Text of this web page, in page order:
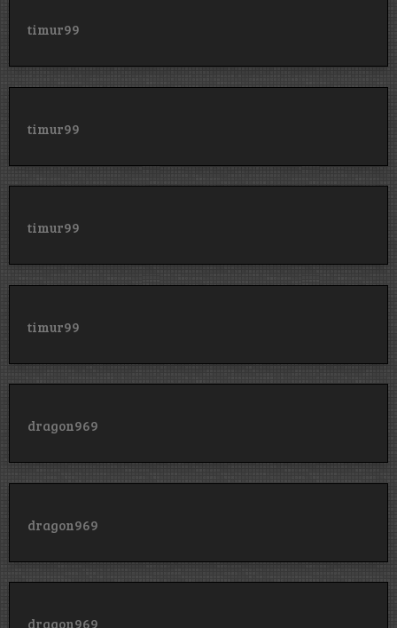
timur99
timur99
timur99
timur99
dragon969
dragon969
dragon969